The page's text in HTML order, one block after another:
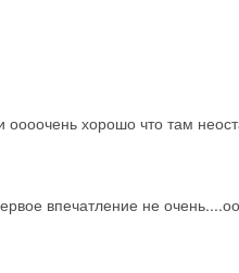
хорошо что там
впечатление не